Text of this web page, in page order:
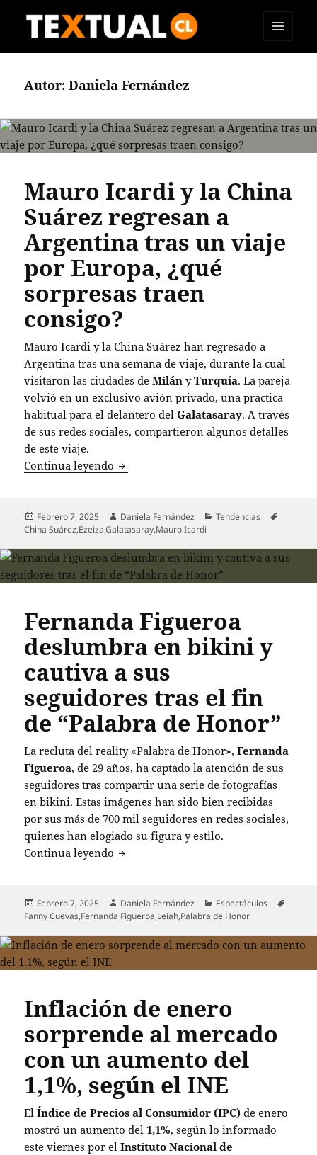
Autor:Daniela Fernández
Mauro Icardi y la China
Suárez regresan a
Argentina tras un viaje
por Europa, ¿qué
sorpresas traen
consigo?
Mauro Icardi y la China Suárez han regresado a
Argentina tras una semana de viaje, durante la cual
visitaron las ciudades deMilán yTurquía. La pareja
volvió en un exclusivo avión privado, una práctica
habitual para el delantero delGalatasaray. A través
de sus redes sociales, compartieron algunos detalles
de este viaje.
Continua leyendo Mauro Icardi y la China Suárez
Publicado
el
Febrero 7, 2025 Autor
Daniela Fernández Categorías
Tendencias
China Suárez,Ezeiza,Galatasaray,Mauro Icardi
Fernanda Figueroa
deslumbra en bikini y
cautiva a sus
seguidores tras el fin
de “Palabra de Honor”
La recluta del reality «Palabra de Honor»,Fernanda
Figueroa, de 29 años, ha captado la atención de sus
seguidores tras compartir una serie de fotografías
en bikini. Estas imágenes han sido bien recibidas
por sus más de 700 mil seguidores en redes sociales,
quienes han elogiado su figura y estilo.
Continua leyendo Fernanda Figueroa deslumbra en
Publicado
el
Febrero 7, 2025 Autor
Daniela Fernández Categorías
Espectáculos
Fanny Cuevas,Fernanda Figueroa,Leiah,Palabra de Honor
Inflación de enero
sorprende al mercado
con un aumento del
1,1%, según el INE
ElÍndice de Precios al Consumidor (IPC) de enero
mostró un aumento del1,1%, según lo informado
este viernes por elInstituto Nacional de